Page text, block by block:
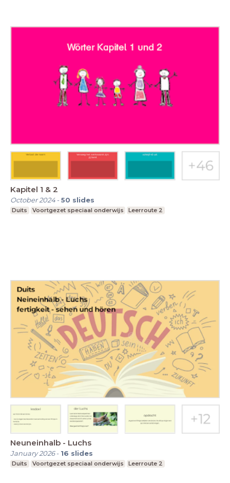
Kapitel 1 & 2
October 2024-50 slides
Duits Voortgezet speciaal onderwijs Leerroute 2
Neuneinhalb - Luchs
January 2026- 16 slides
Duits Voortgezet speciaal onderwijs Leerroute 2